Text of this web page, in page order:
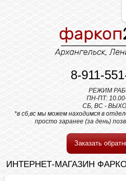
8-911-
РЕЖИМ
ПН-ПТ:
СБ, ВС -
*в сб,вс мы можем находимся в
просто заранее (за день)
Заказать
ИНТЕРНЕТ-МАГАЗИН